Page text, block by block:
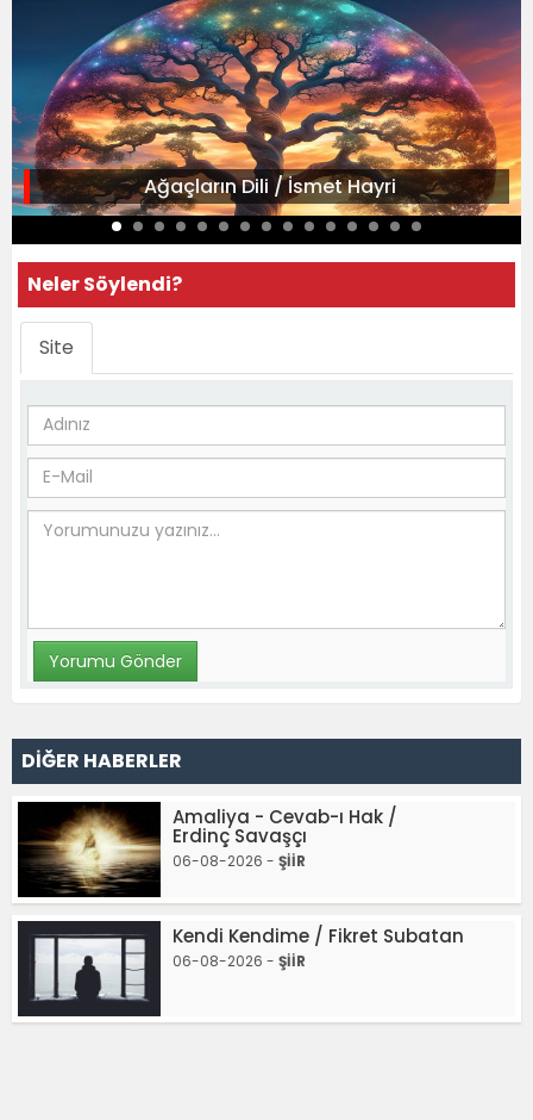
Ağaçların Dili / İsmet Hayri
Neler Söylendi?
Site
DİĞER HABERLER
Amaliya - Cevab-ı Hak /
Erdinç Savaşçı
06-08-2026 - ŞİİR
Kendi Kendime / Fikret Subatan
06-08-2026 - ŞİİR